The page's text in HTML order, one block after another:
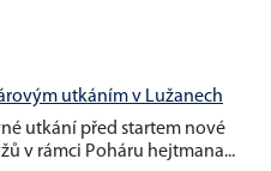
utkáním v Lužanech
utkání před startem nové
v rámci Poháru hejtmana...